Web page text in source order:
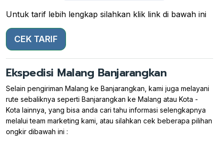
Untuk tarif lebih lengkap silahkan klik link di bawah ini
CEK TARIF
Ekspedisi Malang Banjarangkan
Selain pengiriman Malang ke Banjarangkan, kami juga melayani
rute sebaliknya seperti Banjarangkan ke Malang atau Kota -
Kota lainnya, yang bisa anda cari tahu informasi selengkapnya
melalui team marketing kami, atau silahkan cek beberapa pilihan
ongkir dibawah ini :